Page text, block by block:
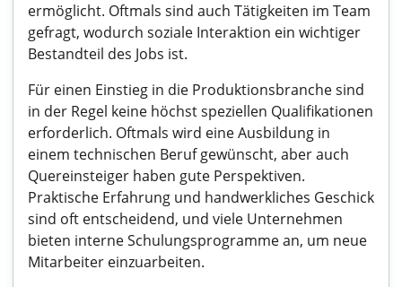
ermöglicht. Oftmals sind auch Tätigkeiten im Team
gefragt, wodurch soziale Interaktion ein wichtiger
Bestandteil des Jobs ist.
Für einen Einstieg in die Produktionsbranche sind
in der Regel keine höchst speziellen Qualifikationen
erforderlich. Oftmals wird eine Ausbildung in
einem technischen Beruf gewünscht, aber auch
Quereinsteiger haben gute Perspektiven.
Praktische Erfahrung und handwerkliches Geschick
sind oft entscheidend, und viele Unternehmen
bieten interne Schulungsprogramme an, um neue
Mitarbeiter einzuarbeiten.